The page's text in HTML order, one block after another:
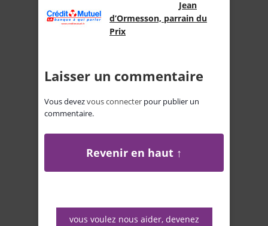
Jean
d’Ormesson, parrain du
Prix
Laisser un commentaire
Vous devezvous connecter pour publier un
commentaire.
Revenir en haut ↑
vous voulez nous aider, devenez